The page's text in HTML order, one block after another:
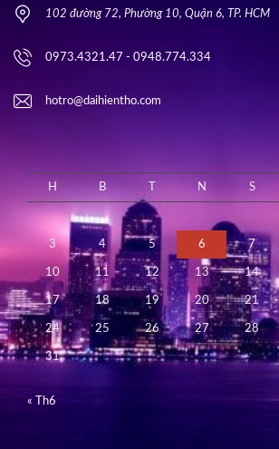
102 đường 72, Phường 10, Quận 6, TP. HCM
0973.4321.47 - 0948.774.334
hotro@daihientho.com
H B N S
3 4 5 6 7
10 11 12 13 14
17 18 19 20 21
24 25 26 27 28
31
« Th6